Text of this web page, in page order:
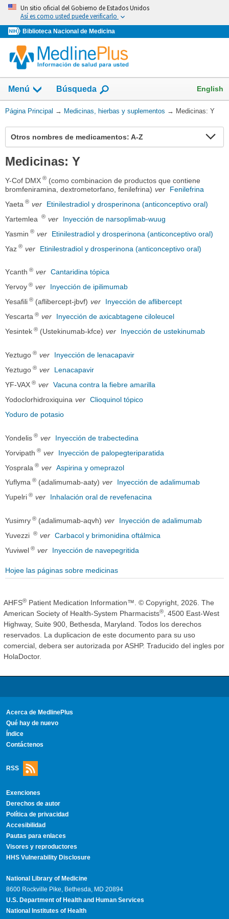
Omita
vaya
al
Contenido
Un sitio oficial del Gobierno de Estados Unidos
Así es como usted puede verificarlo
Biblioteca Nacional de Medicina
Menú
Mostrar
campo
de
Búsqueda English
Usted
Página Principal → Medicinas, hierbas y suplementos → Medicinas: Y
Otros nombres de medicamentos: A-Z
Medicinas: Y
Y-Cof DMX ® (como combinacion de productos que contiene
bromfeniramina, dextrometorfano, fenilefrina) ver
Fenilefrina
Yaeta ® ver
Etinilestradiol y drosperinona (anticonceptivo oral)
Yartemlea
® ver
Inyección de narsoplimab-wuug
Yasmin ® ver
Etinilestradiol y drosperinona (anticonceptivo oral)
Yaz ® ver Etinilestradiol y drosperinona (anticonceptivo oral)
Ycanth ® ver Cantaridina tópica
Yervoy ® ver
Inyección de ipilimumab
Yesafili ® (aflibercept-jbvf) ver
Inyección de aflibercept
Yescarta ® ver
Inyección de axicabtagene ciloleucel
Yesintek ® (Ustekinumab-kfce) ver Inyección de ustekinumab
Yeztugo ® ver
Inyección de lenacapavir
Yeztugo ® ver
Lenacapavir
YF-VAX ® ver Vacuna contra la fiebre amarilla
Yodoclorhidroxiquina ver Clioquinol tópico
Yoduro de potasio
Yondelis ® ver
Inyección de trabectedina
Yorvipath ® ver
Inyección de palopegteriparatida
Yosprala ® ver Aspirina y omeprazol
Yuflyma ® (adalimumab-aaty) ver
Inyección de adalimumab
Yupelri ® ver Inhalación oral de revefenacina
Yusimry ® (adalimumab-aqvh) ver
Inyección de adalimumab
Yuvezzi ® ver Carbacol y brimonidina oftálmica
Yuviwel ® ver Inyección de navepegritida
Hojee las páginas sobre medicinas
AHFS® Patient Medication Information™. © Copyright, 2026. The
American Society of Health-System Pharmacists®
, 4500 East-West
Highway, Suite 900, Bethesda, Maryland. Todos los derechos
reservados. La duplicacion de este documento para su uso
comercial, debera ser autorizada por ASHP. Traducido del ingles por
HolaDoctor.
Acerca de MedlinePlus
Qué hay de nuevo
Índice
Contáctenos
RSS
Exenciones
Derechos de autor
Política de privacidad
Accesibilidad
Pautas para enlaces
Visores y reproductores
HHS Vulnerability Disclosure
National Library of Medicine
8600 Rockville Pike, Bethesda, MD 20894
U.S. Department of Health and Human Services
National Institutes of Health